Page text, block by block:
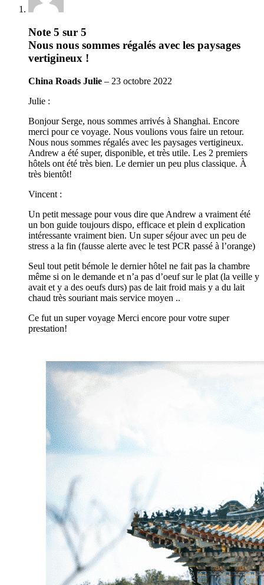
Note 5 sur 5
Nous nous sommes régalés avec les paysages
vertigineux !
China Roads Julie – 23 octobre 2022
Julie :
Bonjour Serge, nous sommes arrivés à Shanghai. Encore
merci pour ce voyage. Nous voulions vous faire un retour.
Nous nous sommes régalés avec les paysages vertigineux.
Andrew a été super, disponible, et très utile. Les 2 premiers
hôtels ont été très bien. Le dernier un peu plus classique. À
très bientôt!
Vincent :
Un petit message pour vous dire que Andrew a vraiment été
un bon guide toujours dispo, efficace et plein d explication
intéressante vraiment bien. Un super séjour avec un peu de
stress a la fin (fausse alerte avec le test PCR passé à l’orange)
Seul tout petit bémole le dernier hôtel ne fait pas la chambre
même si on le demande et n’a pas d’oeuf sur le plat (la veille y
avait et y a des oeufs durs) pas de lait froid mais y a du lait
chaud très souriant mais service moyen ..
Ce fut un super voyage Merci encore pour votre super
prestation!